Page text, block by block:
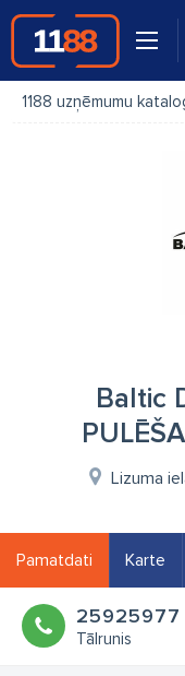
1188 uzņēmumu
Baltic
Lizuma
Pamatdati Karte
25925977
Tālrunis